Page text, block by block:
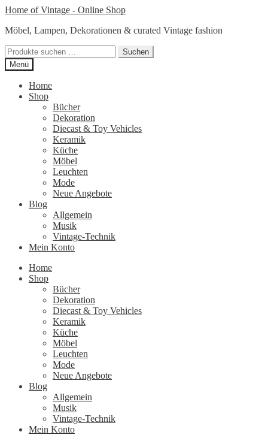
Zur
springen
Zum
springen
Home of Vintage - Online Shop
Möbel, Lampen, Dekorationen & curated Vintage fashion
Suchen
nach:
Suchen
Menü
Home
Shop
Bücher
Dekoration
Diecast & Toy Vehicles
Keramik
Küche
Möbel
Leuchten
Mode
Neue Angebote
Blog
Allgemein
Musik
Vintage-Technik
Mein Konto
Home
Shop
Bücher
Dekoration
Diecast & Toy Vehicles
Keramik
Küche
Möbel
Leuchten
Mode
Neue Angebote
Blog
Allgemein
Musik
Vintage-Technik
Mein Konto